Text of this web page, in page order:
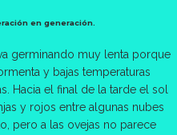
en generación.
germinando muy lenta porque
y bajas temperaturas
Hacia el final de la tarde el sol
y rojos entre algunas nubes
pero a las ovejas no parece